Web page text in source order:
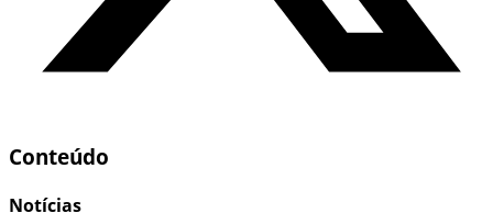
Conteúdo
Notícias